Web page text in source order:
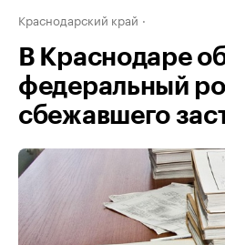
Краснодарский край
В Краснодаре
федеральный
сбежавшего